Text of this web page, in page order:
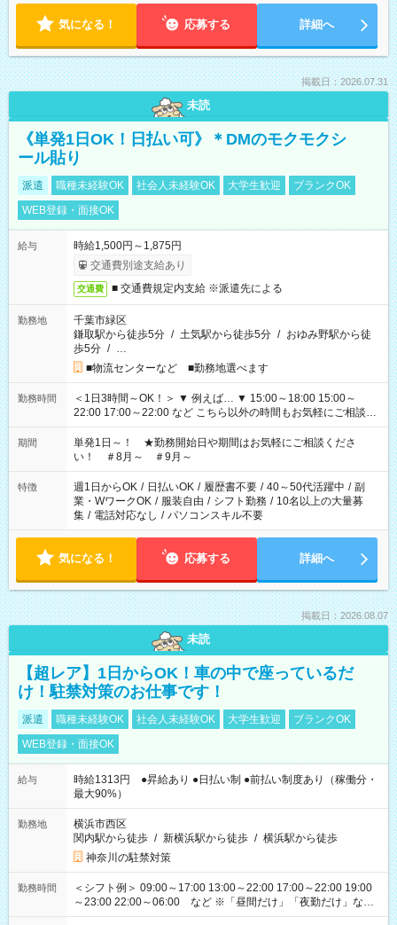
気になる！ 応募する 詳細へ
掲載日：2026.07.31
未読
《単発1日OK！日払い可》＊DMのモクモクシ
ール貼り
派遣 職種未経験OK 社会人未経験OK 大学生歓迎
ブランクOK
WEB登録・面接OK
給与
時給1,500円～1,875円
交通費別途支給あり
交通費 ■ 交通費規定内支給 ※派遣先による
勤務地
千葉市緑区
鎌取駅から徒歩5分 / 土気駅から徒歩5分 / おゆみ野駅から徒
歩5分 / …
■物流センターなど ■勤務地選べます
勤務時間
＜1日3時間～OK！＞ ▼ 例えば… ▼ 15:00～18:00 15:00～
22:00 17:00～22:00 など こちら以外の時間もお気軽にご相談く
ださい！
期間
単発1日～！ ★勤務開始日や期間はお気軽にご相談くださ
い！ ＃8月～ ＃9月～
特徴 週1日からOK / 日払いOK / 履歴書不要 / 40～50代活躍中 / 副
業・WワークOK / 服装自由 / シフト勤務 / 10名以上の大量募
集 / 電話対応なし / パソコンスキル不要
気になる！ 応募する 詳細へ
掲載日：2026.08.07
未読
【超レア】1日からOK！車の中で座っているだ
け！駐禁対策のお仕事です！
派遣 職種未経験OK 社会人未経験OK 大学生歓迎
ブランクOK
WEB登録・面接OK
給与
時給1313円 ●昇給あり ●日払い制 ●前払い制度あり（稼働分・
最大90%）
勤務地
横浜市西区
関内駅から徒歩 / 新横浜駅から徒歩 / 横浜駅から徒歩
神奈川の駐禁対策
勤務時間
＜シフト例＞ 09:00～17:00 13:00～22:00 17:00～22:00 19:00
～23:00 22:00～06:00 など ※「昼間だけ」「夜勤だけ」など
の希望OK